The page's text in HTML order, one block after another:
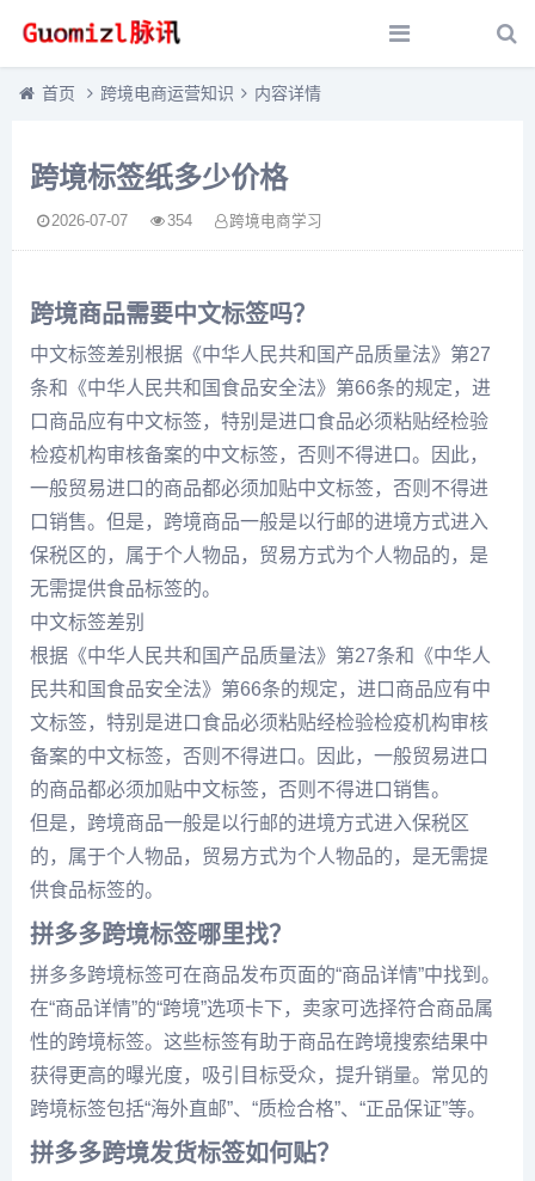
首页 跨境电商运营知识 内容详情
跨境标签纸多少价格
2026-07-07 354 跨境电商学习
跨境商品需要中文标签吗？
中文标签差别根据《中华人民共和国产品质量法》第27
条和《中华人民共和国食品安全法》第66条的规定，进
口商品应有中文标签，特别是进口食品必须粘贴经检验
检疫机构审核备案的中文标签，否则不得进口。因此，
一般贸易进口的商品都必须加贴中文标签，否则不得进
口销售。但是，跨境商品一般是以行邮的进境方式进入
保税区的，属于个人物品，贸易方式为个人物品的，是
无需提供食品标签的。
中文标签差别
根据《中华人民共和国产品质量法》第27条和《中华人
民共和国食品安全法》第66条的规定，进口商品应有中
文标签，特别是进口食品必须粘贴经检验检疫机构审核
备案的中文标签，否则不得进口。因此，一般贸易进口
的商品都必须加贴中文标签，否则不得进口销售。
但是，跨境商品一般是以行邮的进境方式进入保税区
的，属于个人物品，贸易方式为个人物品的，是无需提
供食品标签的。
拼多多跨境标签哪里找？
拼多多跨境标签可在商品发布页面的“商品详情”中找到。
在“商品详情”的“跨境”选项卡下，卖家可选择符合商品属
性的跨境标签。这些标签有助于商品在跨境搜索结果中
获得更高的曝光度，吸引目标受众，提升销量。常见的
跨境标签包括“海外直邮”、“质检合格”、“正品保证”等。
拼多多跨境发货标签如何贴？